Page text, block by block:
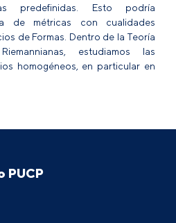
predefinidas. Esto podría
de métricas con cualidades
de Formas. Dentro de la Teoría
estudiamos las
homogéneos, en particular en
PUCP